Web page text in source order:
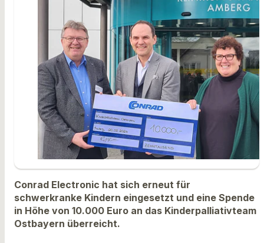
Conrad Electronic hat sich erneut für
schwerkranke Kindern eingesetzt und eine Spende
in Höhe von 10.000 Euro an das Kinderpalliativteam
Ostbayern überreicht.